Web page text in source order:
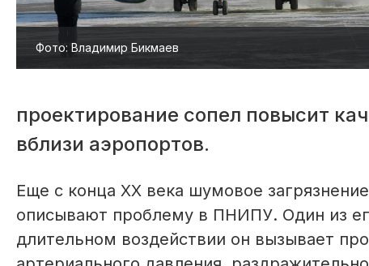
Фото: Владимир Бикмаев
проектирование сопел повысит
вблизи аэропортов.
Еще с конца XX века шумовое
описывают проблему в ПНИПУ. Один из
длительном воздействии он вызывает